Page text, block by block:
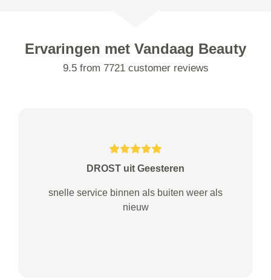
Ervaringen met Vandaag Beauty
9.5 from 7721 customer reviews
DROST uit Geesteren
snelle service binnen als buiten weer als
nieuw